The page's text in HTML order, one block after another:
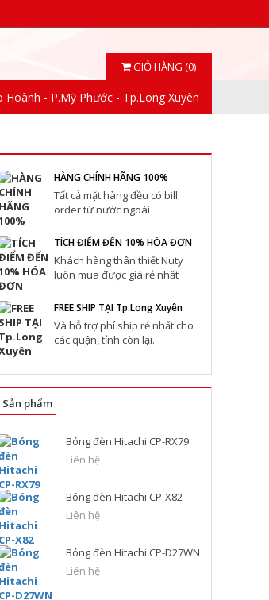
GIỎ HÀNG (0)
Hoành - P.Mỹ Phước - Tp.Long Xuyên
HÀNG CHÍNH HÃNG 100%
Tất cả mặt hàng đều có bill
order từ nước ngoài
TÍCH ĐIỂM ĐẾN 10% HÓA ĐƠN
Khách hàng thân thiết Nuty
luôn mua được giá rẻ nhất
FREE SHIP TẠI Tp.Long Xuyên
Và hỗ trợ phí ship rẻ nhất cho
các quận, tỉnh còn lại.
Sản phẩm
Bóng đèn Hitachi CP-RX79
Liên hệ
Bóng đèn Hitachi CP-X82
Liên hệ
Bóng đèn Hitachi CP-D27WN
Liên hệ